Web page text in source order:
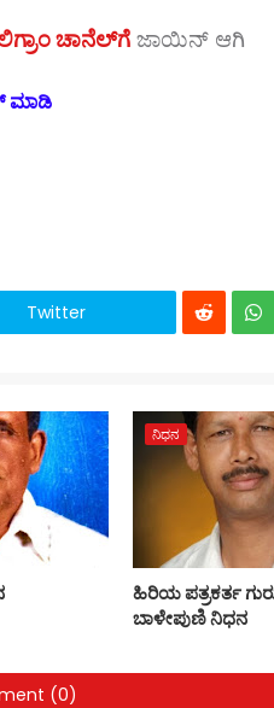
ಚಾನೆಲ್‌ಗೆ ಜಾಯಿನ್‌ ಆಗಿ
ಮಾಡಿ
Twitter
ನಿಧನ
ಹಿರಿಯ ಪತ್ರಕರ್ತ
ಬಾಳೇಪುಣಿ ನಿಧನ
(0)